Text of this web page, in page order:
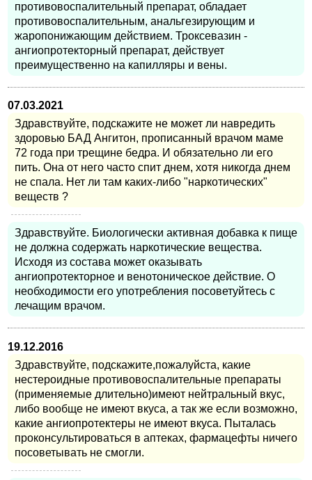
противовоспалительный препарат, обладает
противовоспалительным, анальгезирующим и
жаропонижающим действием. Троксевазин -
ангиопротекторный препарат, действует
преимущественно на капилляры и вены.
07.03.2021
Здравствуйте, подскажите не может ли навредить
здоровью БАД Ангитон, прописанный врачом маме
72 года при трещине бедра. И обязательно ли его
пить. Она от него часто спит днем, хотя никогда днем
не спала. Нет ли там каких-либо "наркотических"
веществ ?
Здравствуйте. Биологически активная добавка к пище
не должна содержать наркотические вещества.
Исходя из состава может оказывать
ангиопротекторное и венотоническое действие. О
необходимости его употребления посоветуйтесь с
лечащим врачом.
19.12.2016
Здравствуйте, подскажите,пожалуйста, какие
нестероидные противовоспалительные препараты
(применяемые длительно)имеют нейтральный вкус,
либо вообще не имеют вкуса, а так же если возможно,
какие ангиопротектеры не имеют вкуса. Пыталась
проконсультироваться в аптеках, фармацефты ничего
посоветывать не смогли.